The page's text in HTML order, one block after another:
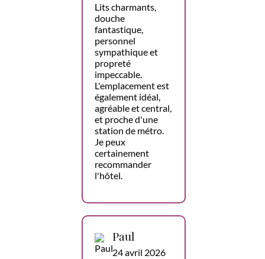
Lits charmants,
douche
fantastique,
personnel
sympathique et
propreté
impeccable.
L'emplacement est
également idéal,
agréable et central,
et proche d'une
station de métro.
Je peux
certainement
recommander
l'hôtel.
Paul
24 avril 2026